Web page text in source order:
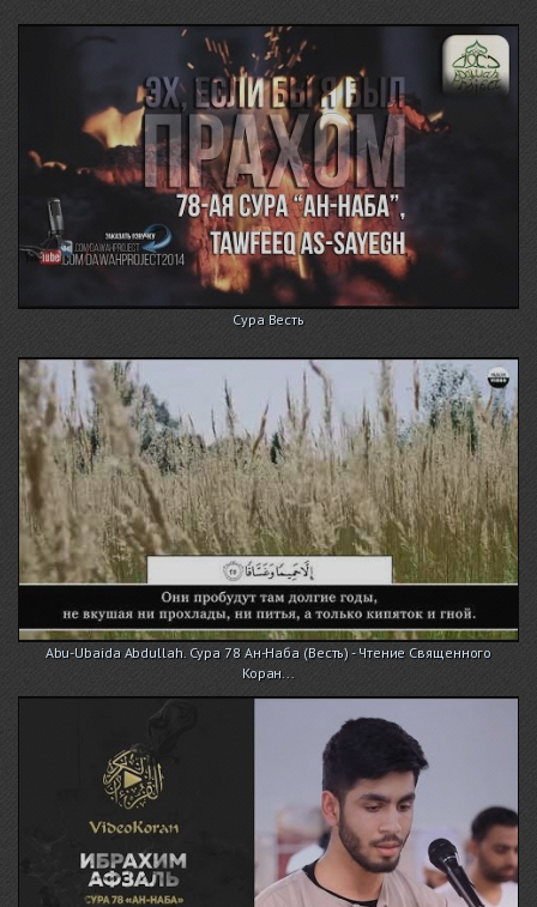
Сура Весть
Abu-Ubaida Abdullah. Сура 78 Ан-Наба (Весть) - Чтение Священного
Коран...